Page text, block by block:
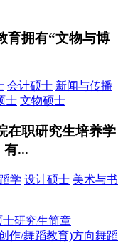
育拥有“文物与博
会计硕士 新闻与传播
士 文物硕士
在职研究生培养学
有...
学 设计硕士 美术与书
研究生简章
作/舞蹈教育)方向舞蹈